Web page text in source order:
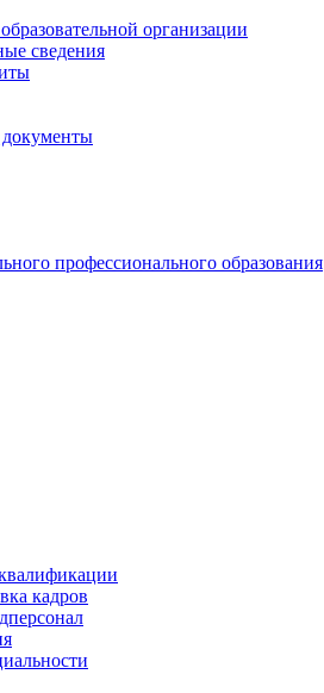
организации
сведения
профессионального образования
кадров